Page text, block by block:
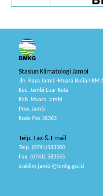
Stasiun Klimatologi Jambi
Jln. Raya Jambi-Muara Bulian
Kec. Jambi Luar Kota
Kab. Muaro Jambi
Prov. Jambi
Kode Pos 36363
Telp. Fax & Email
Telp. (0741)583500
Fax. (0741) 583555
staklim.jambi@bmkg.go.id